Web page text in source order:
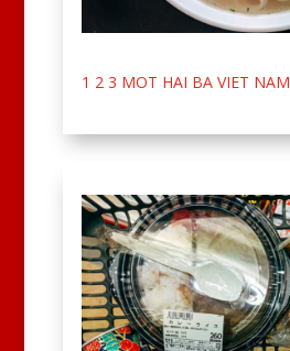
1 2 3 MOT HAI BA VIET NAM